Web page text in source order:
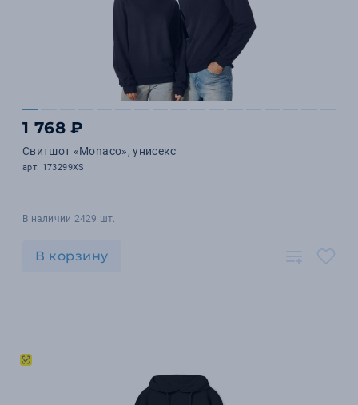
1 768 ₽
Свитшот «Monaco», унисекс
арт. 173299XS
В наличии 2429 шт.
В корзину